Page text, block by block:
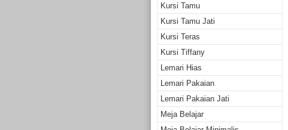
Kursi Tamu
Kursi Tamu Jati
Kursi Teras
Kursi Tiffany
Lemari Hias
Lemari Pakaian
Lemari Pakaian Jati
Meja Belajar